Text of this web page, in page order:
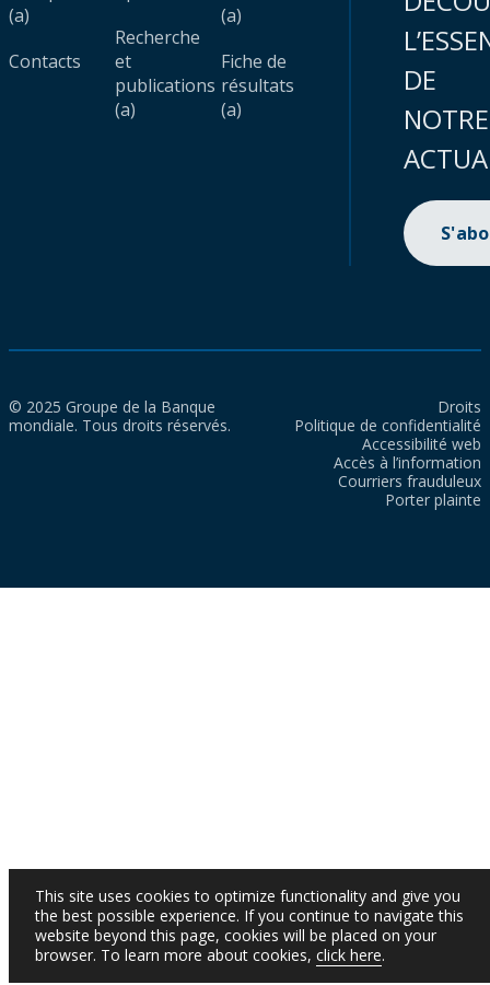
(a)
Contacts
Recherche
et
publications
(a)
(a)
Fiche de
résultats
(a)
DE
NOTRE
© 2025 Groupe de la Banque
mondiale. Tous droits réservés.
Droits
Politique de confidentialité
Accessibilité web
Accès à l’information
Courriers frauduleux
Porter plainte
This site uses cookies to optimize functionality and give you
the best possible experience. If you continue to navigate this
website beyond this page, cookies will be placed on your
browser. To learn more about cookies, click here.